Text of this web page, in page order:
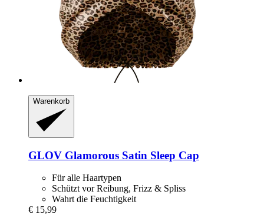
Warenkorb
GLOV Glamorous Satin Sleep Cap
Für alle Haartypen
Schützt vor Reibung, Frizz & Spliss
Wahrt die Feuchtigkeit
€ 15,99